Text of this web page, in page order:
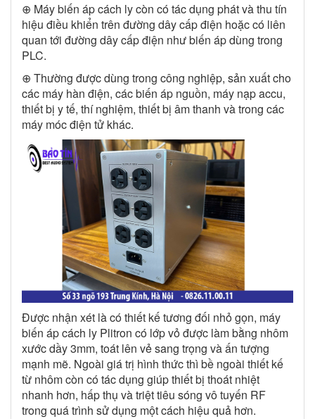
⊕ Máy biến áp cách ly còn có tác dụng phát và thu tín
hiệu điều khiển trên đường dây cấp điện hoặc có liên
quan tới đường dây cấp điện như biến áp dùng trong
PLC.
⊕ Thường được dùng trong công nghiệp, sản xuất cho
các máy hàn điện, các biến áp nguồn, máy nạp accu,
thiết bị y tế, thí nghiệm, thiết bị âm thanh và trong các
máy móc điện tử khác.
Được nhận xét là có thiết kế tương đối nhỏ gọn, máy
biến áp cách ly Plitron có lớp vỏ được làm bằng nhôm
xước dầy 3mm, toát lên vẻ sang trọng và ấn tượng
mạnh mẽ. Ngoài giá trị hình thức thì bề ngoài thiết kế
từ nhôm còn có tác dụng giúp thiết bị thoát nhiệt
nhanh hơn, hấp thụ và triệt tiêu sóng vô tuyến RF
trong quá trình sử dụng một cách hiệu quả hơn.